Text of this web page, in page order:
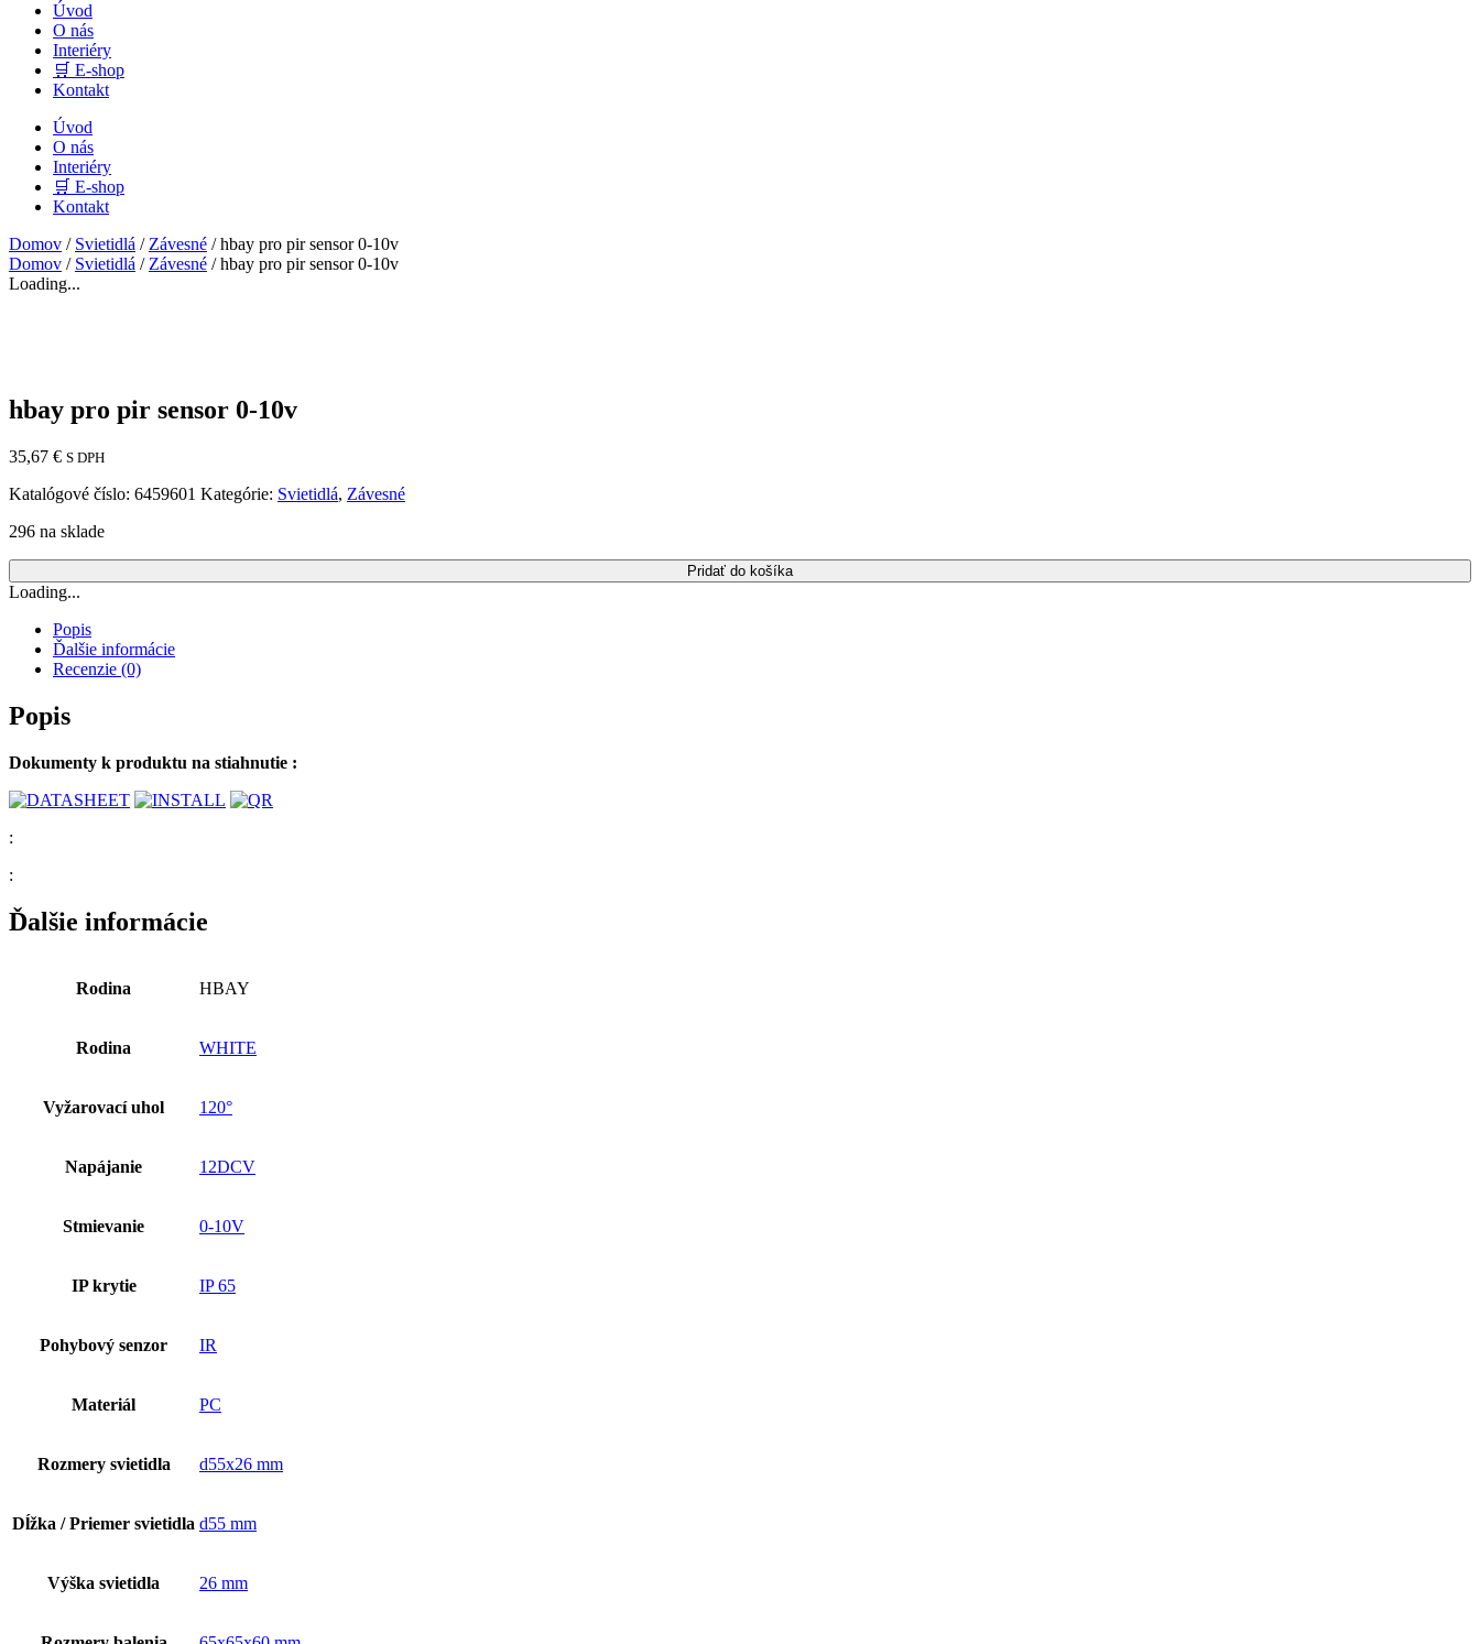
Úvod
O nás
Interiéry
🛒 E-shop
Kontakt
Úvod
O nás
Interiéry
🛒 E-shop
Kontakt
Domov / Svietidlá / Závesné / hbay pro pir sensor 0-10v
Domov / Svietidlá / Závesné / hbay pro pir sensor 0-10v
Loading...
hbay pro pir sensor 0-10v
35,67 € S DPH
Katalógové číslo: 6459601 Kategórie: Svietidlá, Závesné
296 na sklade
Pridať do košíka
Loading...
Popis
Ďalšie informácie
Recenzie (0)
Popis
Dokumenty k produktu na stiahnutie :
:
:
Ďalšie informácie
Rodina HBAY
Rodina WHITE
Vyžarovací uhol 120°
Napájanie 12DCV
Stmievanie 0-10V
IP krytie IP 65
Pohybový senzor IR
Materiál PC
Rozmery svietidla d55x26 mm
Dĺžka / Priemer svietidla d55 mm
Výška svietidla 26 mm